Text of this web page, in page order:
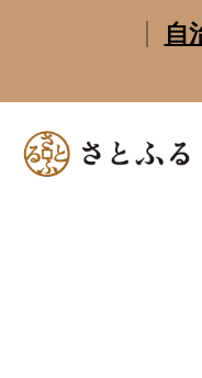
自